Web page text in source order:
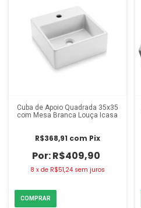
Cuba de Apoio Quadrada 35x35
com Mesa Branca Louça Icasa
R$409,90
R$368,91 com Pix
8 x de R$51,24 sem juros